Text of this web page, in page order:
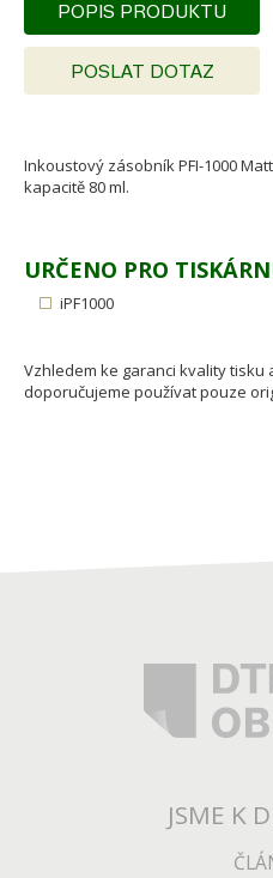
POPIS PRODUKTU
POSLAT DOTAZ
Inkoustový zásobník PFI-1000
kapacitě 80 ml.
URČENO PRO
iPF1000
Vzhledem ke garanci kvality tisku
doporučujeme používat pouze
JSME K